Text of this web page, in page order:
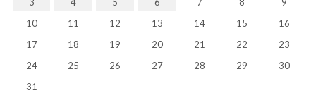
10
11 12 13 14 15
16
17
18 19 20 21 22
23
24
25 26 27 28 29
30
31